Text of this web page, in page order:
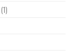
(1)